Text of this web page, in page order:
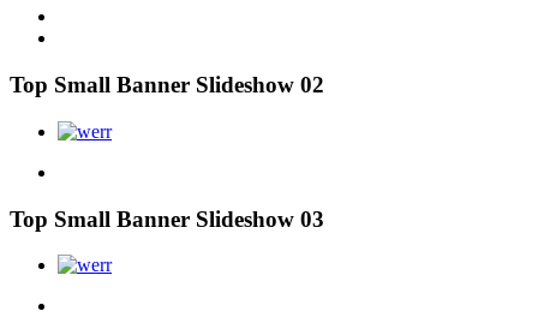
Top Small Banner Slideshow 02
Top Small Banner Slideshow 03